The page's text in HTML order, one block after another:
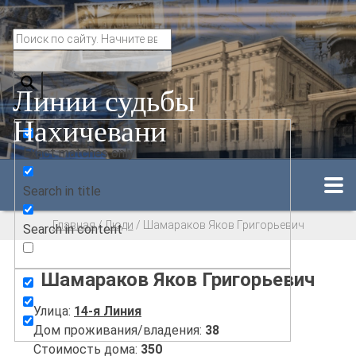
Линии судьбы
Нахичевани
Exact matches only
Search in title
Search in content
Главная/Люди / Шамараков Яков Григорьевич
Шамараков Яков Григорьевич
Улица: 14-я Линия
Дом проживания/владения: 38
Стоимость дома: 350